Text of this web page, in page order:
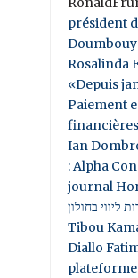
président
Rosalinda
«Depuis
Paiement
Ian
: Alpha
journal
ליווי בחולון
Tibou
Diallo
plateforme